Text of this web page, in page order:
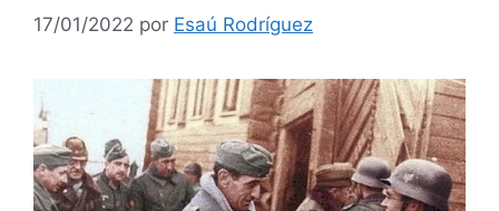
17/01/2022 por Esaú Rodríguez